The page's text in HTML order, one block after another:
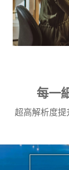
每一
超高解析度